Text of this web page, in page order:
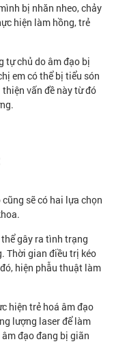
bị nhăn nheo, chảy
hiện làm hồng, trẻ
tự chủ do âm đạo bị
em có thể bị tiểu són
vấn đề này từ đó
sẽ có hai lựa chọn
gây ra tình trạng
Thời gian điều trị kéo
hiện phẫu thuật làm
hiện trẻ hoá âm đạo
lượng laser để làm
đạo đang bị giãn